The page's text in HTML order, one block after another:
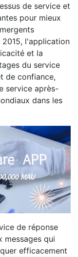
de service et
pour mieux
2015, l'application
et la
du service
de confiance,
service après-
dans les
de réponse
messages qui
efficacement